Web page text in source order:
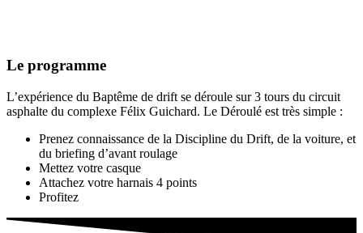
Le programme
L’expérience du Baptême de drift se déroule sur 3 tours du circuit
asphalte du complexe Félix Guichard. Le Déroulé est très simple :
Prenez connaissance de la Discipline du Drift, de la voiture, et
du briefing d’avant roulage
Mettez votre casque
Attachez votre harnais 4 points
Profitez